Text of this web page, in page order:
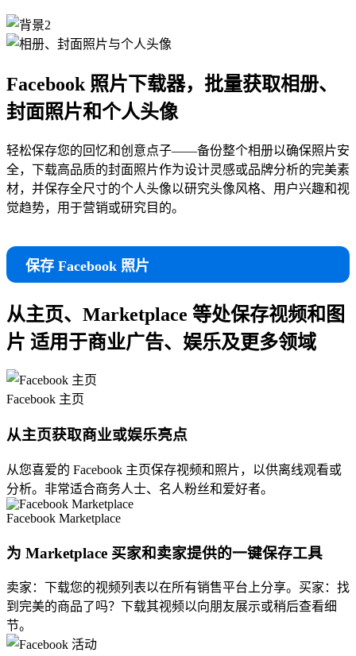
Facebook 照片下载器，批量获取相册、
封面照片和个人头像
轻松保存您的回忆和创意点子——备份整个相册以确保照片安
全，下载高品质的封面照片作为设计灵感或品牌分析的完美素
材，并保存全尺寸的个人头像以研究头像风格、用户兴趣和视
觉趋势，用于营销或研究目的。
保存 Facebook 照片
从主页、Marketplace 等处保存视频和图
片 适用于商业广告、娱乐及更多领域
Facebook 主页
从主页获取商业或娱乐亮点
从您喜爱的 Facebook 主页保存视频和照片，以供离线观看或
分析。非常适合商务人士、名人粉丝和爱好者。
Facebook Marketplace
为 Marketplace 买家和卖家提供的一键保存工具
卖家：下载您的视频列表以在所有销售平台上分享。买家：找
到完美的商品了吗？下载其视频以向朋友展示或稍后查看细
节。